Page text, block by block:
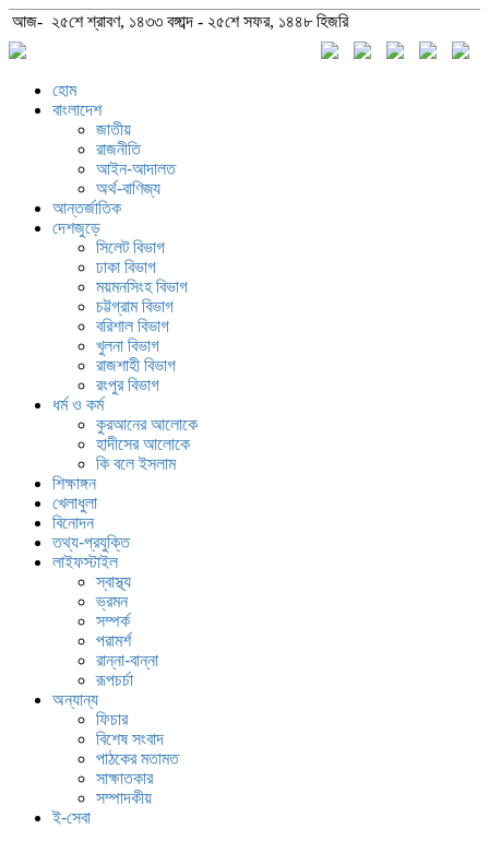
আজ- ২৫শে শ্রাবণ, ১৪৩৩ বঙ্গাব্দ - ২৫শে সফর, ১৪৪৮ হিজরি
হোম
বাংলাদেশ
জাতীয়
রাজনীতি
আইন-আদালত
অর্থ-বাণিজ্য
আন্তর্জাতিক
দেশজুড়ে
সিলেট বিভাগ
ঢাকা বিভাগ
ময়মনসিংহ বিভাগ
চট্টগ্রাম বিভাগ
বরিশাল বিভাগ
খুলনা বিভাগ
রাজশাহী বিভাগ
রংপুর বিভাগ
ধর্ম ও কর্ম
কুরআনের আলোকে
হাদীসের আলোকে
কি বলে ইসলাম
শিক্ষাঙ্গন
খেলাধুলা
বিনোদন
তথ্য-প্রযুক্তি
লাইফস্টাইল
স্বাস্থ্য
ভ্রমন
সম্পর্ক
পরামর্শ
রান্না-বান্না
রূপচর্চা
অন্যান্য
ফিচার
বিশেষ সংবাদ
পাঠকের মতামত
সাক্ষাতকার
সম্পাদকীয়
ই-সেবা